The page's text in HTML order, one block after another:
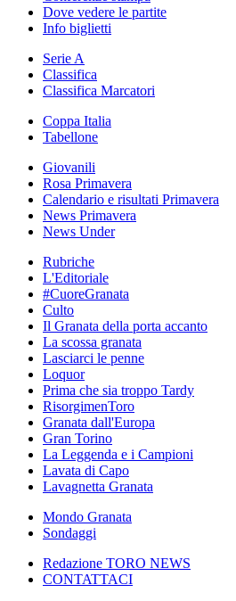
Dove vedere le partite
Info biglietti
Serie A
Classifica
Classifica Marcatori
Coppa Italia
Tabellone
Giovanili
Rosa Primavera
Calendario e risultati Primavera
News Primavera
News Under
Rubriche
L'Editoriale
#CuoreGranata
Culto
Il Granata della porta accanto
La scossa granata
Lasciarci le penne
Loquor
Prima che sia troppo Tardy
RisorgimenToro
Granata dall'Europa
Gran Torino
La Leggenda e i Campioni
Lavata di Capo
Lavagnetta Granata
Mondo Granata
Sondaggi
Redazione TORO NEWS
CONTATTACI